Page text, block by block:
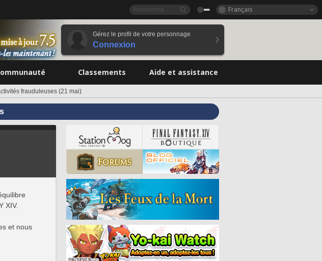
Français
Gérez le profil de votre personnage
Connexion
Classements Aide et assistance
frauduleuses (21 mai)
XIV.
et nous